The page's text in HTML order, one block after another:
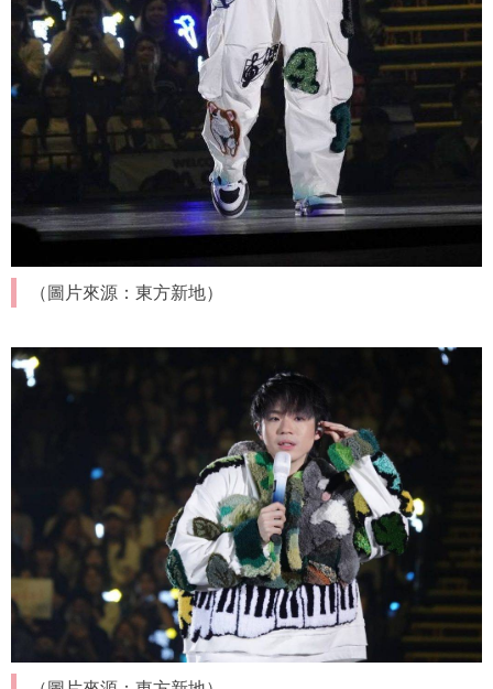
（圖片來源：東方新地）